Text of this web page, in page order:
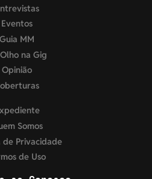
Eventos
Guia MM
na Gig
Opinião
Somos
de Privacidade
de Uso